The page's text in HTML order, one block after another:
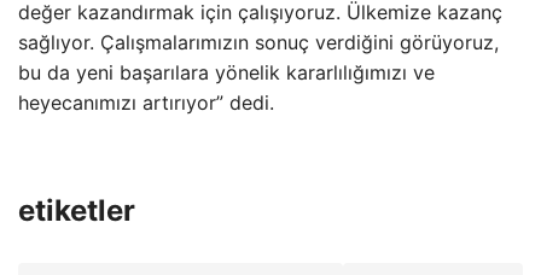
değer kazandırmak için çalışıyoruz. Ülkemize kazanç
sağlıyor. Çalışmalarımızın sonuç verdiğini görüyoruz,
bu da yeni başarılara yönelik kararlılığımızı ve
heyecanımızı artırıyor” dedi.
etiketler